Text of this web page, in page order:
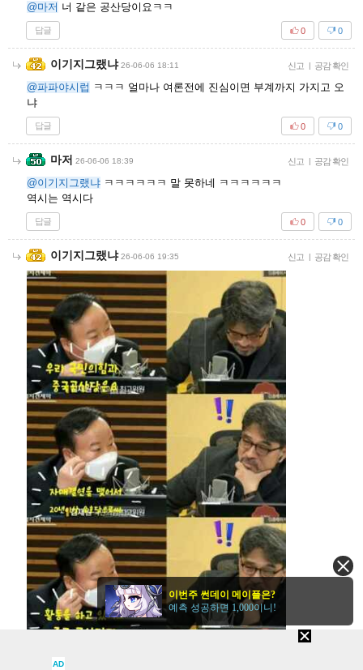
@마저 너 같은 공산당이요ㅋㅋ
답글 0
0
이기지그랬냐 26-06-06 18:11 신고 | 공감 확인
@파파야시럽 ㅋㅋㅋ 얼마나 여론전에 진심이면 부계까지 가지고 오
냐
답글 0
0
마저 26-06-06 18:39 신고 | 공감 확인
@이기지그랬냐 ㅋㅋㅋㅋㅋㅋ 말 못하네 ㅋㅋㅋㅋㅋㅋ
역시는 역시다
답글 0
0
이기지그랬냐 26-06-06 19:35 신고 | 공감 확인
AD
이번주 썬데이 메이플은?
예측 성공하면 1,000이니!